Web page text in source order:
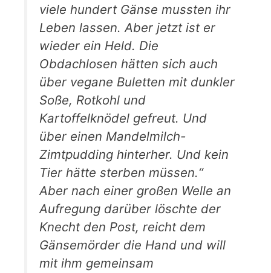
viele hundert Gänse mussten ihr
Leben lassen. Aber jetzt ist er
wieder ein Held. Die
Obdachlosen hätten sich auch
über vegane Buletten mit dunkler
Soße, Rotkohl und
Kartoffelknödel gefreut. Und
über einen Mandelmilch-
Zimtpudding hinterher. Und kein
Tier hätte sterben müssen.“
Aber nach einer großen Welle an
Aufregung darüber löschte der
Knecht den Post, reicht dem
Gänsemörder die Hand und will
mit ihm gemeinsam